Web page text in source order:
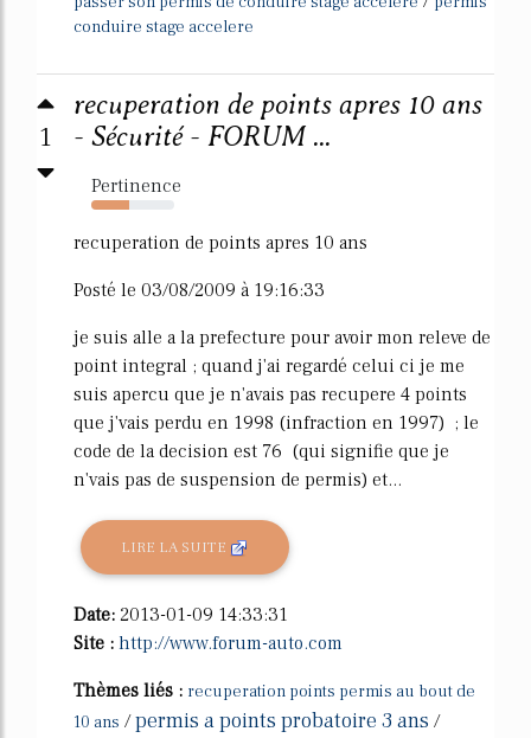
conduire stage accelere
1
recuperation de points apres 10 ans
- Sécurité - FORUM ...
Pertinence
46%
recuperation de points apres 10 ans
Posté le 03/08/2009 à 19:16:33
je suis alle a la prefecture pour avoir mon releve de
point integral ; quand j'ai regardé celui ci je me
suis apercu que je n'avais pas recupere 4 points
que j'vais perdu en 1998 (infraction en 1997) ; le
code de la decision est 76 (qui signifie que je
n'vais pas de suspension de permis) et...
LIRE LA SUITE
Date: 2013-01-09 14:33:31
Site : http://www.forum-auto.com
Thèmes liés : recuperation points permis au bout de
10 ans /permis a points probatoire 3 ans /